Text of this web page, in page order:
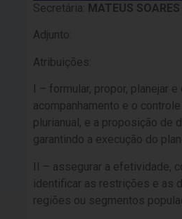
Secretária: MATEUS
Adjunto:
Atribuições:
I – formular, propor, planejar
acompanhamento e o
plurianual, e a proposição de
garantindo a execução do
II – assegurar a efetividade,
identificar as restrições e as
regiões ou segmentos